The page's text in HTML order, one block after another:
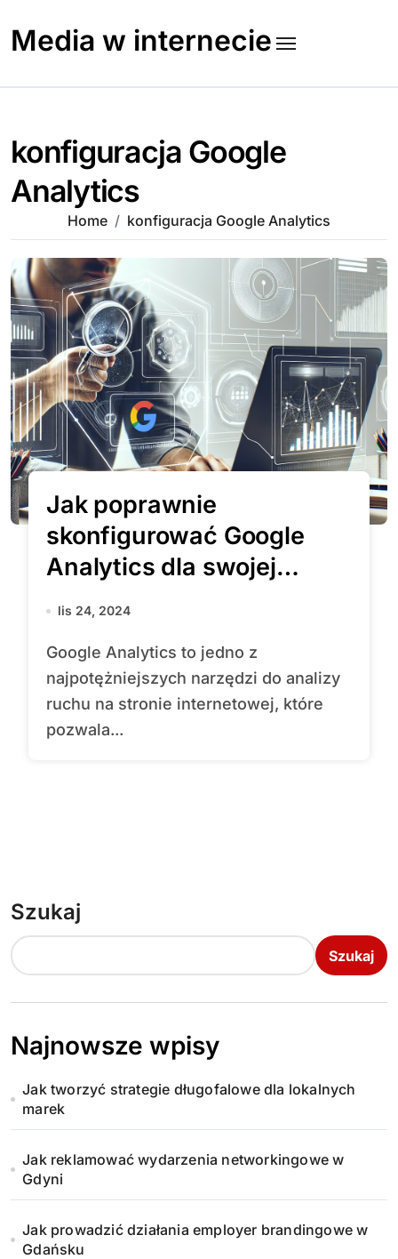
content
Media w internecie
konfiguracja Google
Analytics
Home konfiguracja Google Analytics
Jak poprawnie
skonfigurować Google
Analytics dla swojej
strony?
lis 24, 2024
Google Analytics to jedno z
najpotężniejszych narzędzi do analizy
ruchu na stronie internetowej, które
pozwala...
Szukaj
Szukaj
Najnowsze wpisy
Jak tworzyć strategie długofalowe dla lokalnych
marek
Jak reklamować wydarzenia networkingowe w
Gdyni
Jak prowadzić działania employer brandingowe w
Gdańsku